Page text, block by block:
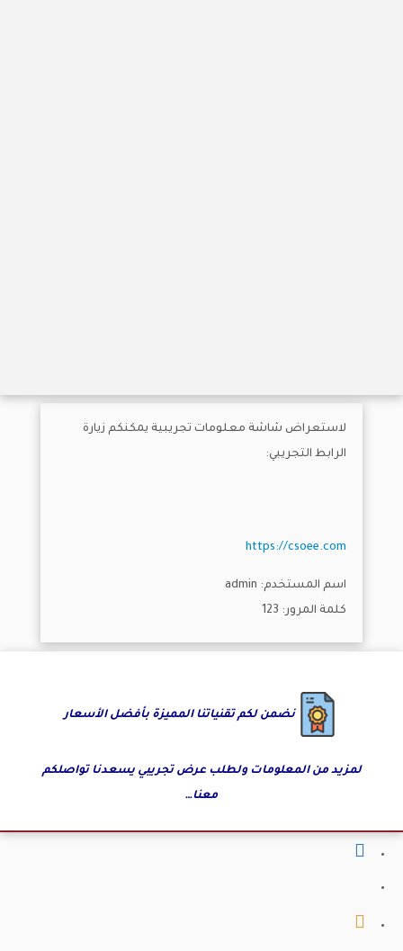
لاستعراض شاشة معلومات تجريبية يمكنكم زيارة
الرابط التجريبي:
https://csoee.com
اسم المستخدم: admin
كلمة المرور: 123
نضمن لكم تقنياتنا المميزة بأفضل الأسعار
لمزيد من المعلومات ولطلب عرض تجريبي يسعدنا تواصلكم
معنا…
fa-